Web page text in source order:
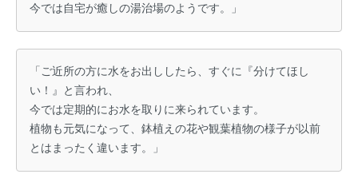
今では自宅が癒しの湯治場のようです。」
「ご近所の方に水をお出ししたら、すぐに『分けてほし
い！』と言われ、
今では定期的にお水を取りに来られています。
植物も元気になって、鉢植えの花や観葉植物の様子が以前
とはまったく違います。」